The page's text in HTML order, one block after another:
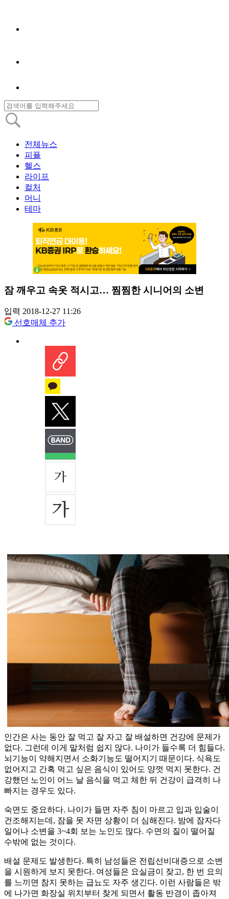
전체뉴스
피플
헬스
라이프
컬처
머니
테마
잠 깨우고 속옷 적시고… 찜찜한 시니어의 소변
입력 2018-12-27 11:26
선호매체 추가
인간은 사는 동안 잘 먹고 잘 자고 잘 배설하면 건강에 문제가
없다. 그런데 이게 말처럼 쉽지 않다. 나이가 들수록 더 힘들다.
뇌기능이 약해지면서 소화기능도 떨어지기 때문이다. 식욕도
없어지고 간혹 먹고 싶은 음식이 있어도 양껏 먹지 못한다. 건
강했던 노인이 어느 날 음식을 먹고 체한 뒤 건강이 급격히 나
빠지는 경우도 있다.
숙면도 중요하다. 나이가 들면 자주 침이 마르고 입과 입술이
건조해지는데, 잠을 못 자면 상황이 더 심해진다. 밤에 잠자다
일어나 소변을 3~4회 보는 노인도 많다. 수면의 질이 떨어질
수밖에 없는 것이다.
배설 문제도 발생한다. 특히 남성들은 전립선비대증으로 소변
을 시원하게 보지 못한다. 여성들은 요실금이 잦고, 한 번 요의
를 느끼면 참지 못하는 급뇨도 자주 생긴다. 이런 사람들은 밖
에 나가면 화장실 위치부터 찾게 되면서 활동 반경이 좁아져